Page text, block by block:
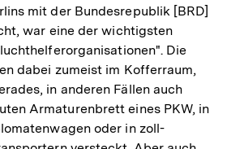
mit der Bundesrepublik [BRD]
war eine der wichtigsten
Die
dabei zumeist im Kofferraum,
in anderen Fällen auch
Armaturenbrett eines PKW, in
oder in zoll-